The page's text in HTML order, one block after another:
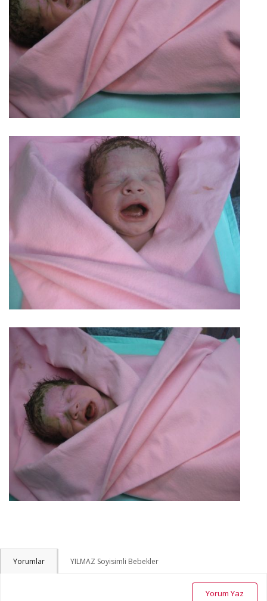
Yorumlar YILMAZ Soyisimli Bebekler
Yorum Yaz